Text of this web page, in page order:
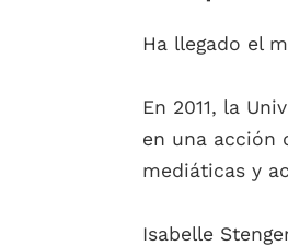
Ha llegado el
En 2011, la
en una acción
mediáticas y
Isabelle